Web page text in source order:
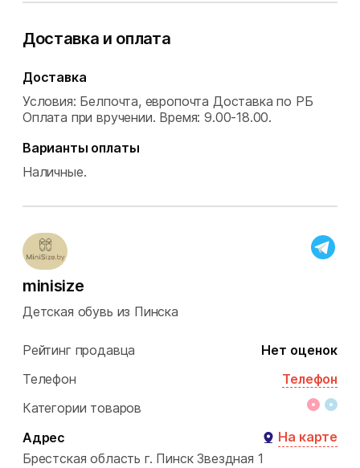
Доставка и оплата
Доставка
Условия: Белпочта, европочта Доставка по РБ
Оплата при вручении. Время: 9.00-18.00.
Варианты оплаты
Наличные.
minisize
Детская обувь из Пинска
Рейтинг продавца
Нет оценок
Телефон
Телефон
Категории товаров
Адрес
На карте
Брестская область г. Пинск Звездная 1